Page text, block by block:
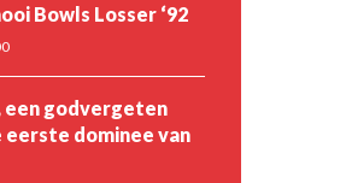
Bowls Losser ‘92
een godvergeten
eerste dominee van